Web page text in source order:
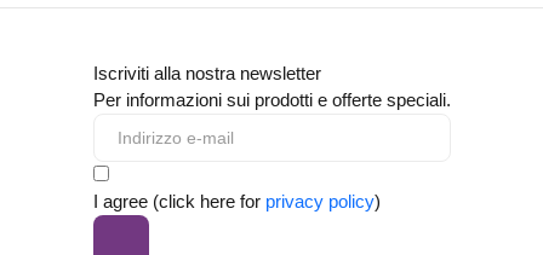
Iscriviti alla nostra newsletter
Per informazioni sui prodotti e offerte speciali.
I agree (click here for privacy policy)